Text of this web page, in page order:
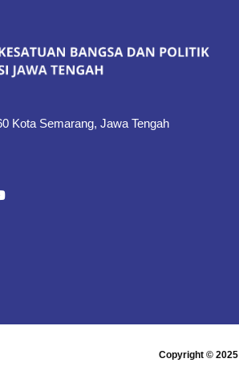
Kota Semarang, Jawa Tengah
Copyright © 2025